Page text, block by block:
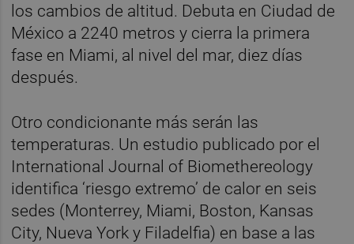
los cambios de altitud. Debuta en Ciudad de
México a 2240 metros y cierra la primera
fase en Miami, al nivel del mar, diez días
después.
Otro condicionante más serán las
temperaturas. Un estudio publicado por el
International Journal of Biomethereology
identifica ‘riesgo extremo’ de calor en seis
sedes (Monterrey, Miami, Boston, Kansas
City, Nueva York y Filadelfia) en base a las